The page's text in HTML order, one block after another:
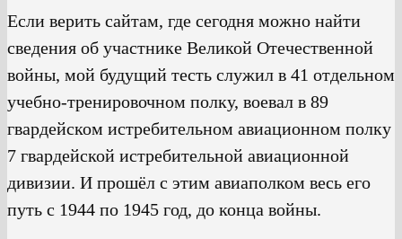
Если верить сайтам, где сегодня можно найти
сведения об участнике Великой Отечественной
войны, мой будущий тесть служил в 41 отдельном
учебно-тренировочном полку, воевал в 89
гвардейском истребительном авиационном полку
7 гвардейской истребительной авиационной
дивизии. И прошёл с этим авиаполком весь его
путь с 1944 по 1945 год, до конца войны.